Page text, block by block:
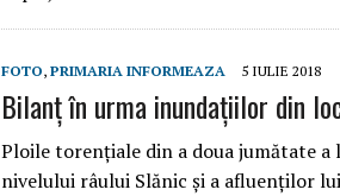
FOTO, PRIMARIA INFORMEAZA 5 IULIE 2018
Bilanț în urma inundațiilor din
Ploile torențiale din a doua jumătate a
nivelului râului Slănic și a afluenților